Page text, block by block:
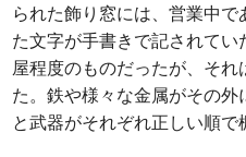
られた飾り窓には、営業中
た文字が手書きで記されて
屋程度のものだったが、そ
た。鉄や様々な金属がその
と武器がそれぞれ正しい順で